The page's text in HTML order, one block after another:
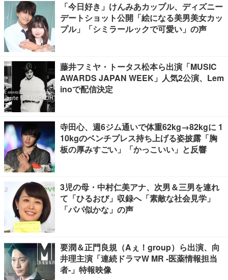
「今日好き」けんみあカップル、ディズニー
デートショット公開「絵になる美男美女カッ
プル」「シミラールックで可愛い」の声
藤井フミヤ・トータス松本ら出演「MUSIC
AWARDS JAPAN WEEK」人気2公演、Lem
inoで配信決定
寺田心、週6ジム通いで体重62kg→82kgに 1
10kgのベンチプレス持ち上げる姿披露「胸
板の厚みすごい」「かっこいい」と反響
3児の母・中村仁美アナ、次男＆三男を連れ
て「ひるおび」収録へ「素敵な社会見学」
「パパ似かな」の声
要潤＆正門良規（Aぇ！group）ら出演、向
井理主演「連続ドラマW MR -医薬情報担当
者-」特報映像